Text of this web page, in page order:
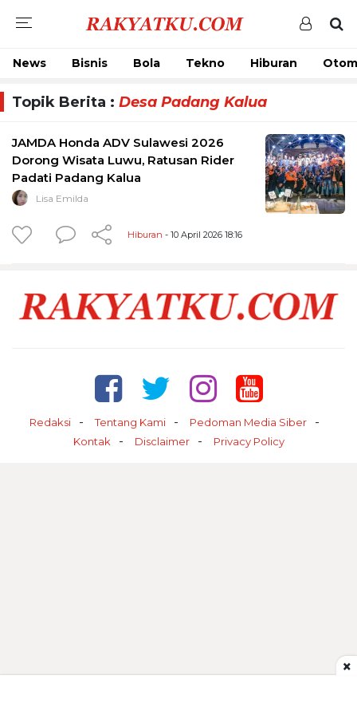
News Bisnis Bola Tekno Hiburan
Topik Berita : Desa Padang Kalua
JAMDA Honda ADV Sulawesi 2026
Dorong Wisata Luwu, Ratusan Rider
Padati Padang Kalua
Lisa Emilda
Hiburan - 10 April 2026 18:16
Redaksi Tentang Kami
Pedoman Media Siber
Kontak
Disclaimer Privacy Policy
×